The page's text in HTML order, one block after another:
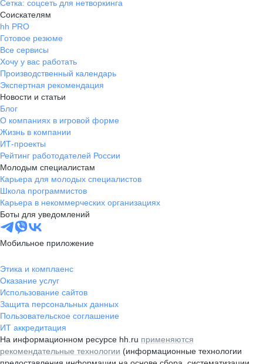
Сетка: соцсеть для нетворкинга
Соискателям
hh PRO
Готовое резюме
Все сервисы
Хочу у вас работать
Производственный календарь
Экспертная рекомендация
Новости и статьи
Блог
О компаниях в игровой форме
Жизнь в компании
ИТ-проекты
Рейтинг работодателей России
Молодым специалистам
Карьера для молодых специалистов
Школа программистов
Карьера в некоммерческих организациях
Боты для уведомлений
Мобильное приложение
Этика и комплаенс
Оказание услуг
Использование сайтов
Защита персональных данных
Пользовательское соглашение
ИТ аккредитация
На информационном ресурсе hh.ru применяются
рекомендательные технологии (информационные технологии